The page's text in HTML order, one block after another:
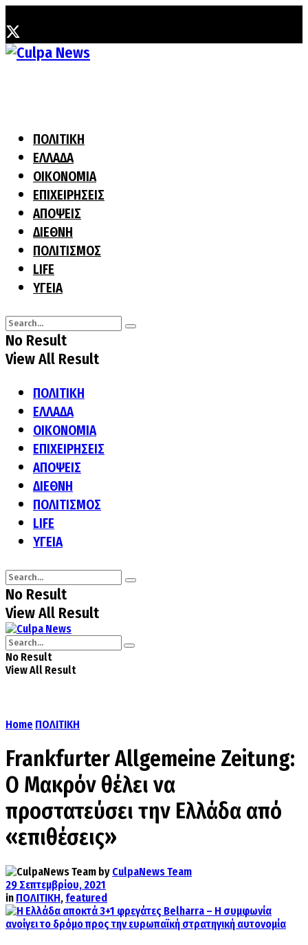
ΠΟΛΙΤΙΚΗ
ΕΛΛΑΔΑ
ΟΙΚΟΝΟΜΙΑ
ΕΠΙΧΕΙΡΗΣΕΙΣ
ΑΠΟΨΕΙΣ
ΔΙΕΘΝΗ
ΠΟΛΙΤΙΣΜΟΣ
LIFE
ΥΓΕΙΑ
No Result
View All Result
ΠΟΛΙΤΙΚΗ
ΕΛΛΑΔΑ
ΟΙΚΟΝΟΜΙΑ
ΕΠΙΧΕΙΡΗΣΕΙΣ
ΑΠΟΨΕΙΣ
ΔΙΕΘΝΗ
ΠΟΛΙΤΙΣΜΟΣ
LIFE
ΥΓΕΙΑ
No Result
View All Result
No Result
View All Result
Home ΠΟΛΙΤΙΚΗ
Frankfurter Allgemeine Zeitung:
Ο Μακρόν θέλει να
προστατεύσει την Ελλάδα από
«επιθέσεις»
by CulpaNews Team
29 Σεπτεμβρίου, 2021
in ΠΟΛΙΤΙΚΗ, featured